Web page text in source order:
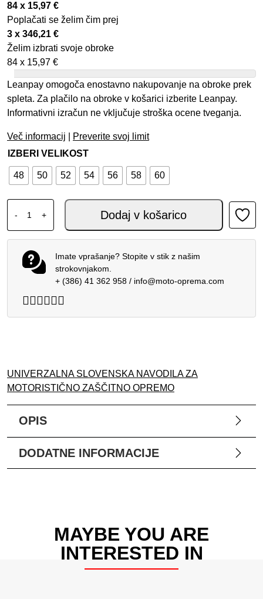
84 x 15,97 €
Poplačati se želim čim prej
3 x 346,21 €
Želim izbrati svoje obroke
84 x 15,97 €
Leanpay omogoča enostavno nakupovanje na obroke prek
spleta. Za plačilo na obroke v košarici izberite Leanpay.
Informativni izračun ne vključuje stroška ocene tveganja.
Več informacij
Preverite svoj limit
IZBERI VELIKOST
48 50 52 54 56 58 60
-
ALPINESTARS GP FORCE 2 DVODELNI KOMBINEZON
+ Dodaj v košarico
Imate vprašanje? Stopite v stik z našim
strokovnjakom.
+ (386) 41 362 958/ info@moto-oprema.com
UNIVERZALNA SLOVENSKA NAVODILA ZA
MOTORISTIČNO ZAŠČITNO OPREMO
OPIS
DODATNE INFORMACIJE
MAYBE YOU ARE
INTERESTED IN